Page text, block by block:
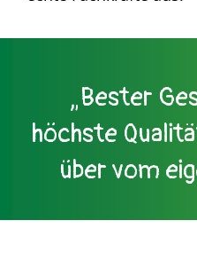
„Bester
höchste
über vom